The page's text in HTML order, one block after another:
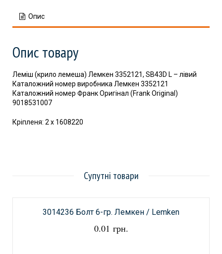
Опис
Опис товару
Леміш (крило лемеша) Лемкен 3352121, SB43D L – лівий
Каталожний номер виробника Лемкен 3352121
Каталожний номер Франк Оригінал (Frank Original)
9018531007
Кріпленя: 2 x 1608220
Супутні товари
3014236 Болт 6-гр. Лемкен / Lemken
0.01 грн.